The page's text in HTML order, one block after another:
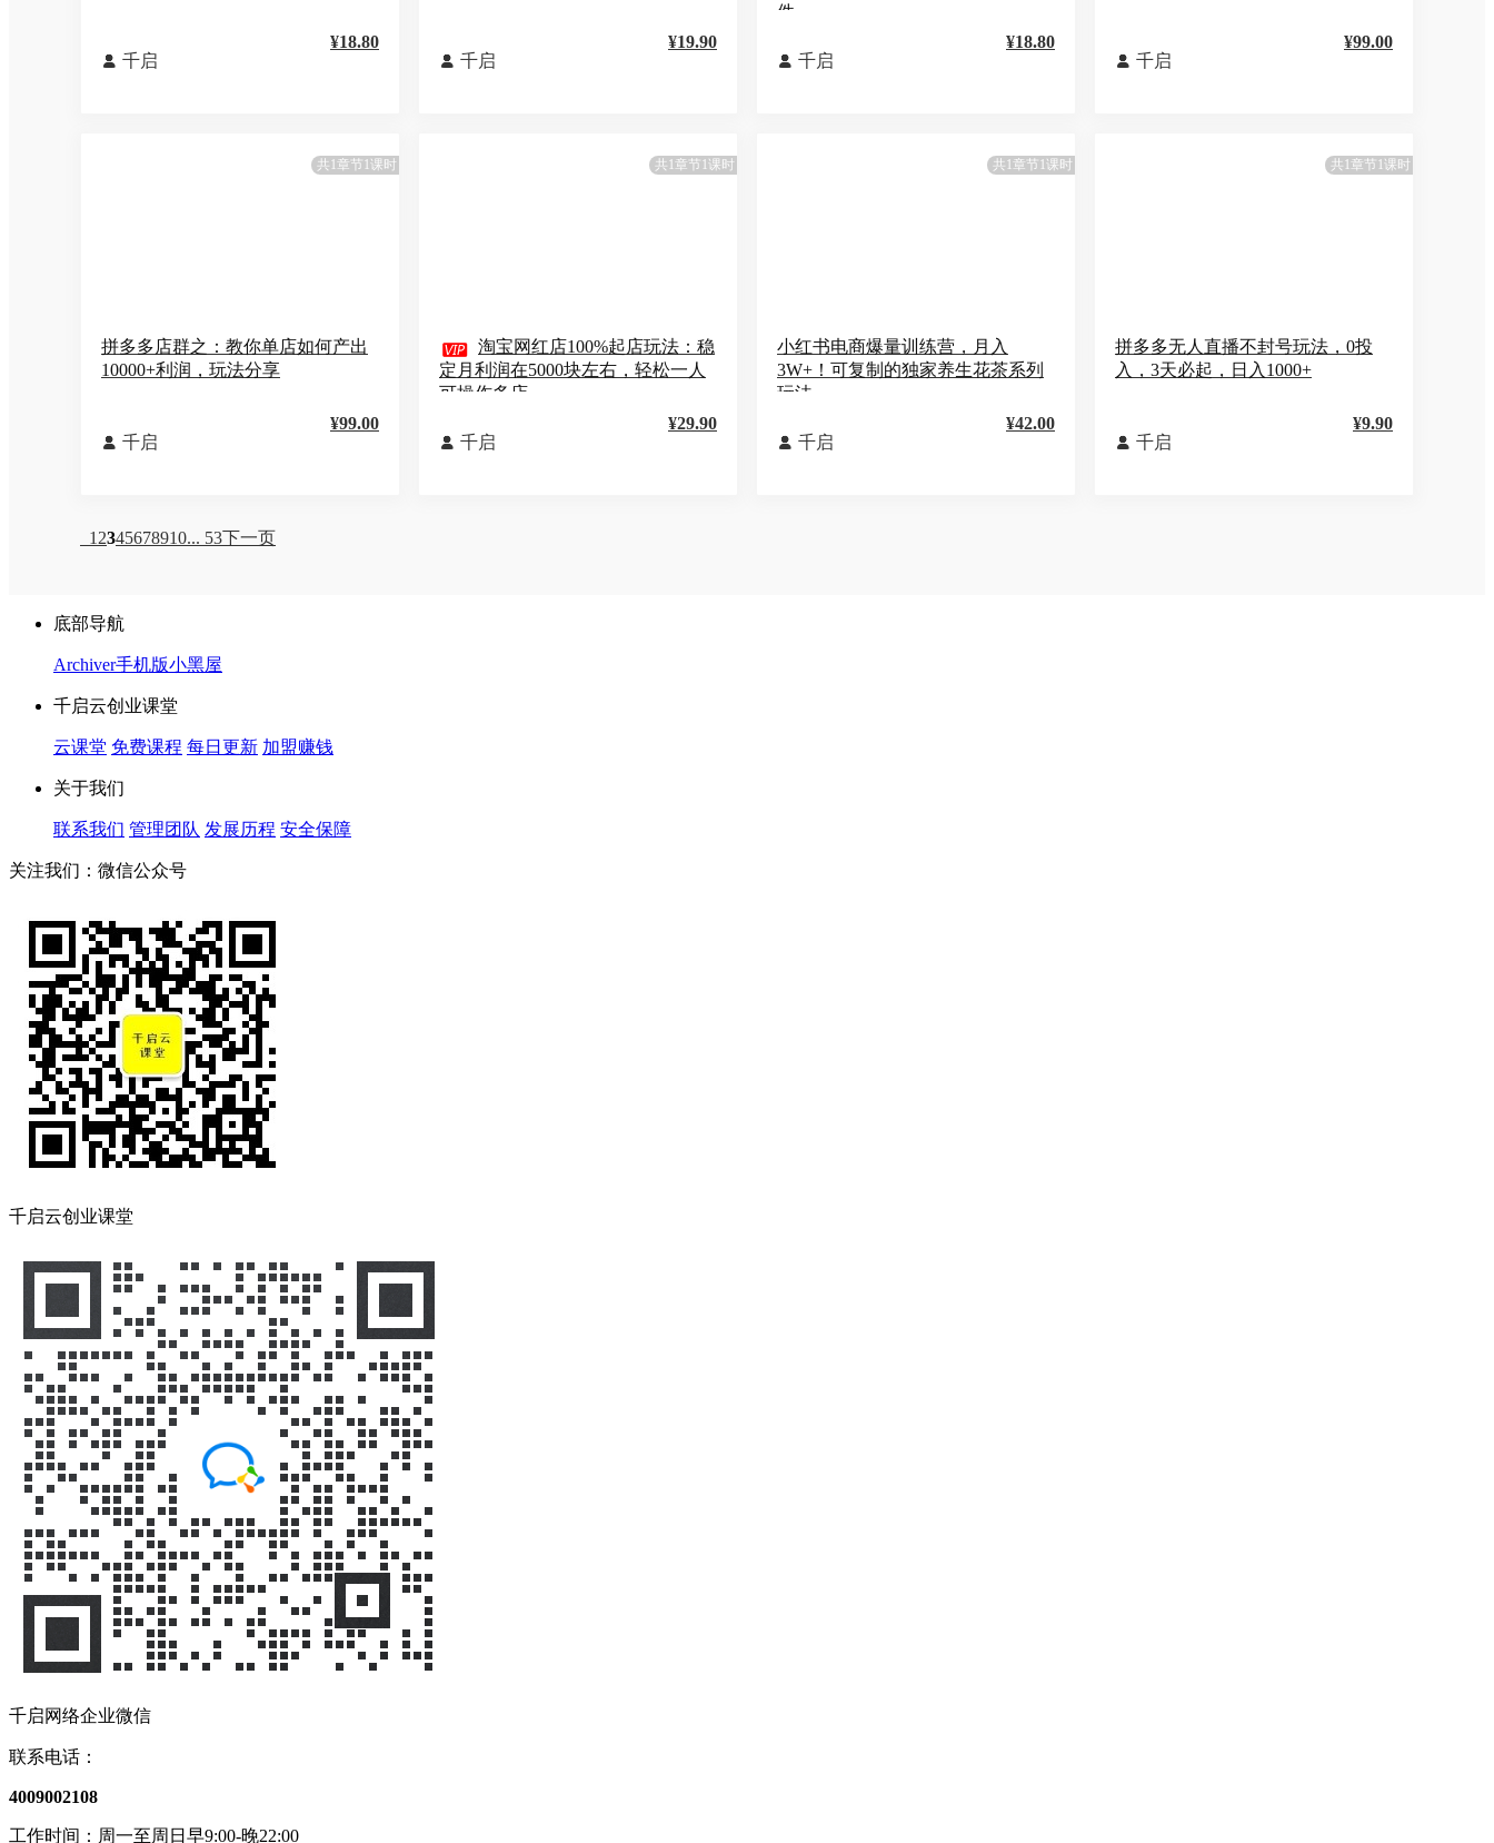
 千启
¥18.80
 千启
¥19.90
件
 千启
¥18.80
 千启
¥99.00
共1章节1课时
拼多多店群之：教你单店如何产出
10000+利润，玩法分享
 千启
¥99.00
共1章节1课时
 淘宝网红店100%起店玩法：稳
定月利润在5000块左右，轻松一人
可操作多店
 千启
¥29.90
共1章节1课时
小红书电商爆量训练营，月入
3W+！可复制的独家养生花茶系列
玩法
 千启
¥42.00
共1章节1课时
拼多多无人直播不封号玩法，0投
入，3天必起，日入1000+
 千启
¥9.90
1 2345678910... 53下一页
底部导航
Archiver手机版小黑屋
千启云创业课堂
云课堂 免费课程 每日更新 加盟赚钱
关于我们
联系我们 管理团队 发展历程 安全保障
关注我们：微信公众号
千启云创业课堂
千启网络企业微信
联系电话：
4009002108
工作时间：周一至周日早9:00-晚22:00